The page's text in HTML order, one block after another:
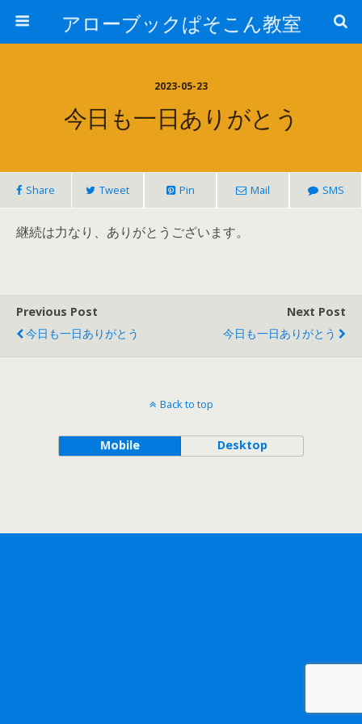
アローブックぱそこん教室
2023-05-23
今日も一日ありがとう
Share Tweet Pin Mail SMS
継続は力なり、ありがとうございます。
Previous Post
今日も一日ありがとう
Next Post
今日も一日ありがとう
Back to top
Mobile Desktop